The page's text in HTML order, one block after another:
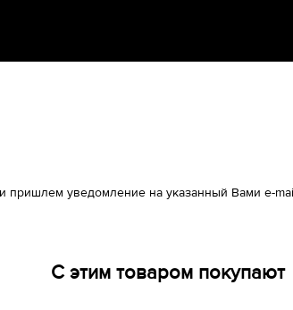
уведомление на указанный Вами e-
С этим товаром покупают